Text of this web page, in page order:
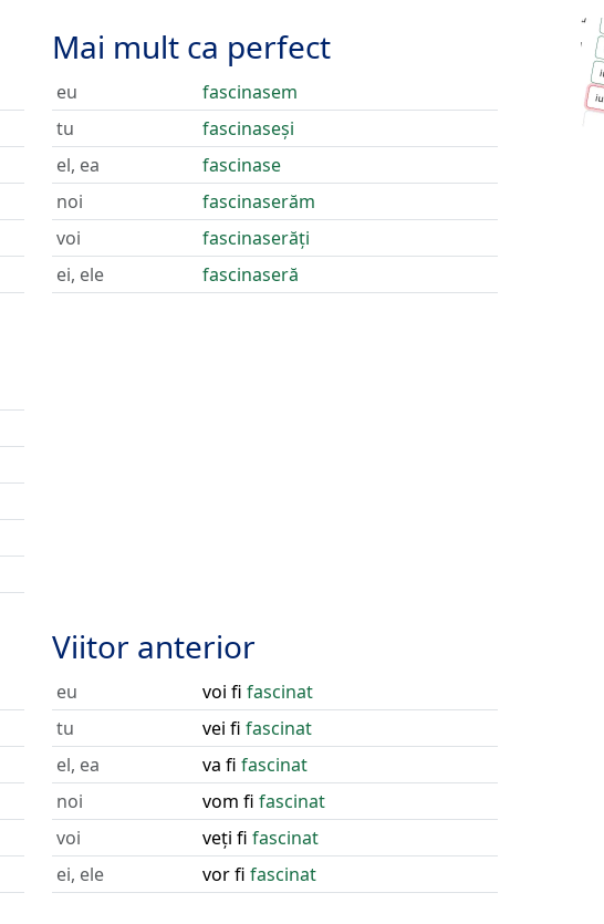
Mai mult ca perfect
eu
fascinasem
tu
fascinaseși
el, ea
fascinase
noi
fascinaserăm
voi
fascinaserăți
ei, ele
fascinaseră
Viitor anterior
eu voi fi fascinat
tu
vei fi fascinat
el, ea
va fi fascinat
noi
vom fi fascinat
voi
veți fi fascinat
ei, ele
vor fi fascinat